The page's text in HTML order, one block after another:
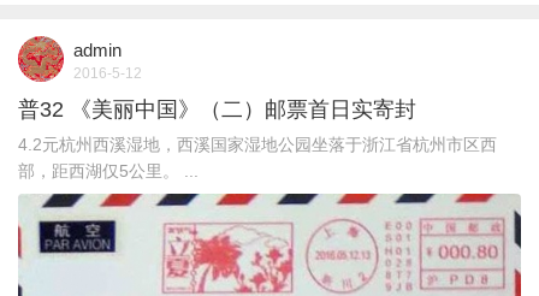
admin
2016-5-12
普32 《美丽中国》（二）邮票首日实寄封
4.2元杭州西溪湿地，西溪国家湿地公园坐落于浙江省杭州市区西
部，距西湖仅5公里。 ...